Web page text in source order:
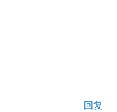
回复